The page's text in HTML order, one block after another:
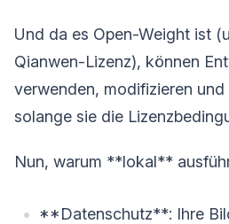
Und da es Open-Weight ist
Qianwen-Lizenz), können
verwenden, modifizieren
solange sie die
Nun, warum **lokal**
**Datenschutz**: Ihre